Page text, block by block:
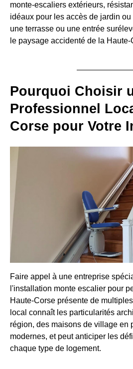
monte-escaliers extérieurs,
idéaux pour les accès de jardin
une terrasse ou une entrée
le paysage accidenté de la Haute-
Pourquoi Choisir
Professionnel
Corse pour Votre
Faire appel à une entreprise
l'installation monte escalier pour
Haute-Corse présente de
local connaît les particularités
région, des maisons de village en
modernes, et peut anticiper les
chaque type de logement.